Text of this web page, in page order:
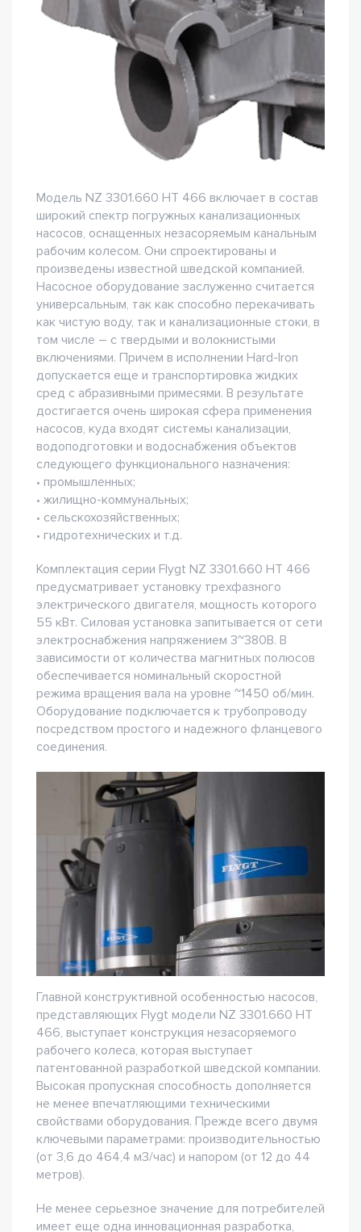
Модель NZ 3301.660 HT 466 включает в состав
широкий спектр погружных канализационных
насосов, оснащенных незасоряемым канальным
рабочим колесом. Они спроектированы и
произведены известной шведской компанией.
Насосное оборудование заслуженно считается
универсальным, так как способно перекачивать
как чистую воду, так и канализационные стоки, в
том числе – с твердыми и волокнистыми
включениями. Причем в исполнении Hard-Iron
допускается еще и транспортировка жидких
сред с абразивными примесями. В результате
достигается очень широкая сфера применения
насосов, куда входят системы канализации,
водоподготовки и водоснабжения объектов
следующего функционального назначения:
• промышленных;
• жилищно-коммунальных;
• сельскохозяйственных;
• гидротехнических и т.д.
Комплектация серии Flygt NZ 3301.660 HT 466
предусматривает установку трехфазного
электрического двигателя, мощность которого
55 кВт. Силовая установка запитывается от сети
электроснабжения напряжением 3~380В. В
зависимости от количества магнитных полюсов
обеспечивается номинальный скоростной
режима вращения вала на уровне ~1450 об/мин.
Оборудование подключается к трубопроводу
посредством простого и надежного фланцевого
соединения.
Главной конструктивной особенностью насосов,
представляющих Flygt модели NZ 3301.660 HT
466, выступает конструкция незасоряемого
рабочего колеса, которая выступает
патентованной разработкой шведской компании.
Высокая пропускная способность дополняется
не менее впечатляющими техническими
свойствами оборудования. Прежде всего двумя
ключевыми параметрами: производительностью
(от 3,6 до 464,4 м3/час) и напором (от 12 до 44
метров).
Не менее серьезное значение для потребителей
имеет еще одна инновационная разработка,